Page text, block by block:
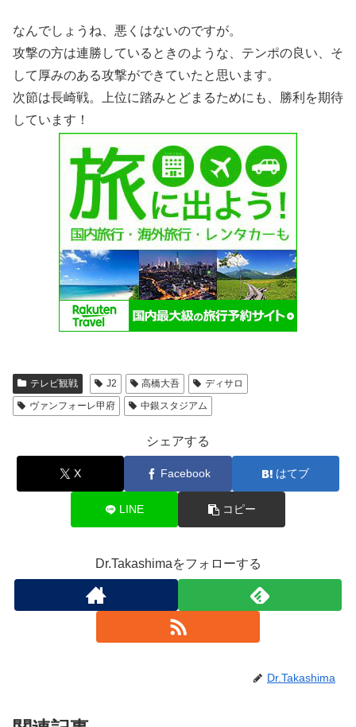
なんでしょうね、悪くはないのですが。
攻撃の方は連勝しているときのような、テンポの良い、そ
して厚みのある攻撃ができていたと思います。
次節は長崎戦。上位に踏みとどまるためにも、勝利を期待
しています！
テレビ観戦 J2 高橋大吾
ディサロ
ヴァンフォーレ甲府
中銀スタジアム
シェアする
X Facebook はてブ
LINE コピー
Dr.Takashimaをフォローする
Dr.Takashima